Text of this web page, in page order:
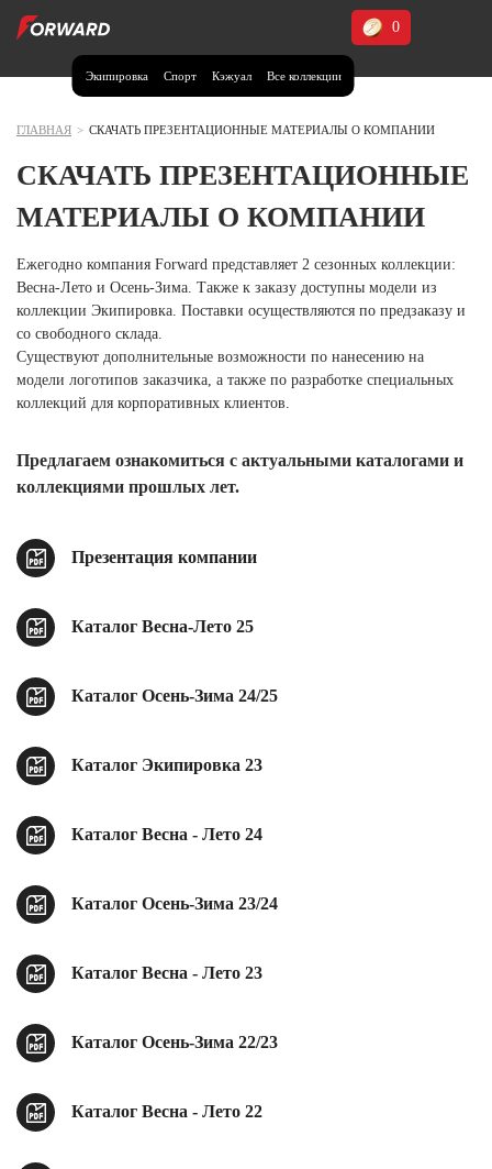
Экипировка Спорт Кэжуал Все коллекции
0
Москва и МО
Волгоградская область (1)
Воронежская область (1)
Дагестан (2)
Иркутская область (2)
Калининградская область (1)
Кемеровская область (2)
Краснодарский край (5)
Красноярский край (5)
Курская область (1)
Нижегородская область (1)
Омская область (5)
Республика Крым (1)
Республика Татарстан (2)
Самарская область (1)
Саратовская область (1)
Свердловская область (5)
Смоленская область (1)
Ставропольский край (5)
Тульская область (1)
Тюменская область (3)
Хакасия (1)
Ханты-Мансийский автономный округ (3)
Челябинская область (2)
Ярославская область (1)
ГЛАВНАЯ > СКАЧАТЬ ПРЕЗЕНТАЦИОННЫЕ МАТЕРИАЛЫ О КОМПАНИИ
СКАЧАТЬ ПРЕЗЕНТАЦИОННЫЕ
МАТЕРИАЛЫ О КОМПАНИИ
Ежегодно компания Forward представляет 2 сезонных коллекции:
Весна-Лето и Осень-Зима. Также к заказу доступны модели из
коллекции Экипировка. Поставки осуществляются по предзаказу и
со свободного склада.
Существуют дополнительные возможности по нанесению на
модели логотипов заказчика, а также по разработке специальных
коллекций для корпоративных клиентов.
Предлагаем ознакомиться с актуальными каталогами и
коллекциями прошлых лет.
Презентация компании
Каталог Весна-Лето 25
Каталог Осень-Зима 24/25
Каталог Экипировка 23
Каталог Весна - Лето 24
Каталог Осень-Зима 23/24
Каталог Весна - Лето 23
Каталог Осень-Зима 22/23
Каталог Весна - Лето 22